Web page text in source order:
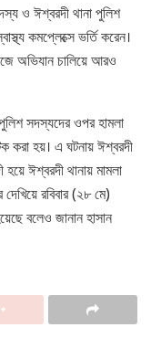
ও ঈশ্বরদী থানা পুলিশ
কমপ্লেক্সে ভর্তি করেন।
অভিযান চালিয়ে আরও
সদস্যদের ওপর হামলা
করা হয়। এ ঘটনায় ঈশ্বরদী
ঈশ্বরদী থানায় মামলা
রবিবার (২৮ মে)
বলেও জানান হাসান